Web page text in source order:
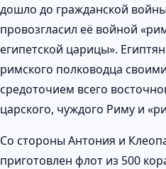
дошло до гражданской
провозгласил её войной
египетской царицы».
римского полководца
средоточием всего
царского, чуждого Риму и
Со стороны Антония и
приготовлен флот из 500